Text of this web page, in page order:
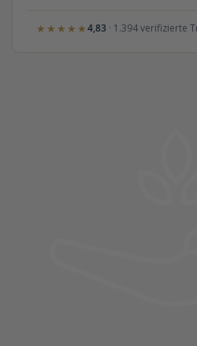
★★★★★4,83 · 1.394 verifizierte